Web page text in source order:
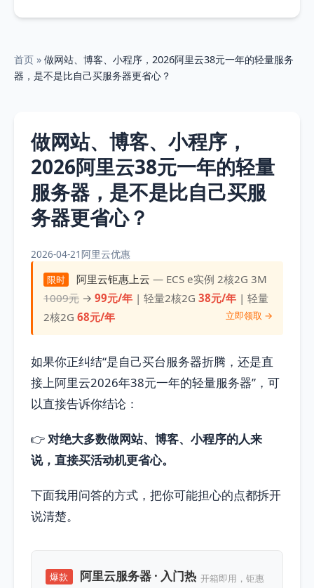
首页 » 做网站、博客、小程序，2026阿里云38元一年的轻量服务
器，是不是比自己买服务器更省心？
做网站、博客、小程序，
2026阿里云38元一年的轻量
服务器，是不是比自己买服
务器更省心？
2026-04-21阿里云优惠
限时 阿里云钜惠上云 — ECS e实例 2核2G 3M
1009元 →99元/年 | 轻量2核2G38元/年 | 轻量
2核2G68元/年 立即领取 →
如果你正纠结“是自己买台服务器折腾，还是直
接上阿里云2026年38元一年的轻量服务器”，可
以直接告诉你结论：
👉对绝大多数做网站、博客、小程序的人来
说，直接买活动机更省心。
下面我用问答的方式，把你可能担心的点都拆开
说清楚。
爆款
阿里云服务器 · 入门热 开箱即用，钜惠